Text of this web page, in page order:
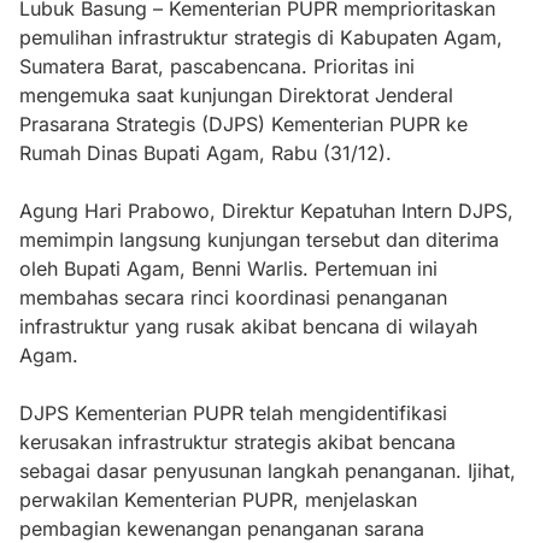
Lubuk Basung – Kementerian PUPR memprioritaskan
pemulihan infrastruktur strategis di Kabupaten Agam,
Sumatera Barat, pascabencana. Prioritas ini
mengemuka saat kunjungan Direktorat Jenderal
Prasarana Strategis (DJPS) Kementerian PUPR ke
Rumah Dinas Bupati Agam, Rabu (31/12).
Agung Hari Prabowo, Direktur Kepatuhan Intern DJPS,
memimpin langsung kunjungan tersebut dan diterima
oleh Bupati Agam, Benni Warlis. Pertemuan ini
membahas secara rinci koordinasi penanganan
infrastruktur yang rusak akibat bencana di wilayah
Agam.
DJPS Kementerian PUPR telah mengidentifikasi
kerusakan infrastruktur strategis akibat bencana
sebagai dasar penyusunan langkah penanganan. Ijihat,
perwakilan Kementerian PUPR, menjelaskan
pembagian kewenangan penanganan sarana